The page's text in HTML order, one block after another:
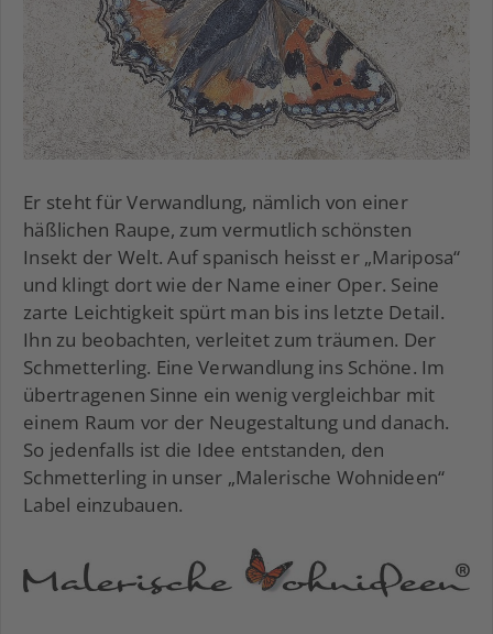
Er steht für Verwandlung, nämlich von einer
häßlichen Raupe, zum vermutlich schönsten
Insekt der Welt. Auf spanisch heisst er „Mariposa“
und klingt dort wie der Name einer Oper. Seine
zarte Leichtigkeit spürt man bis ins letzte Detail.
Ihn zu beobachten, verleitet zum träumen. Der
Schmetterling. Eine Verwandlung ins Schöne. Im
übertragenen Sinne ein wenig vergleichbar mit
einem Raum vor der Neugestaltung und danach.
So jedenfalls ist die Idee entstanden, den
Schmetterling in unser „Malerische Wohnideen“
Label einzubauen.